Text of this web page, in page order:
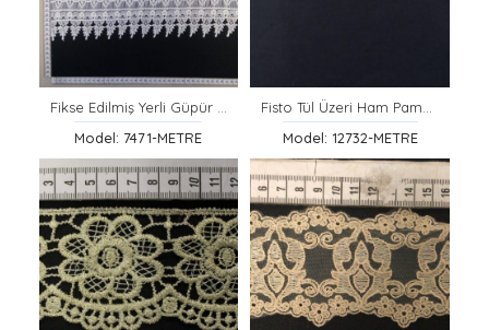
Fikse Edilmiş Yerli Güpür Bant
Model: 7471-METRE
Fisto Tül Üzeri Ham Pamuk Brode Bant
Model: 12732-METRE